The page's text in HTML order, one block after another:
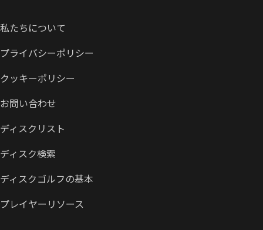
私たちについて
プライバシーポリシー
クッキーポリシー
お問い合わせ
ディスクリスト
ディスク検索
ディスクゴルフの基本
プレイヤーリソース